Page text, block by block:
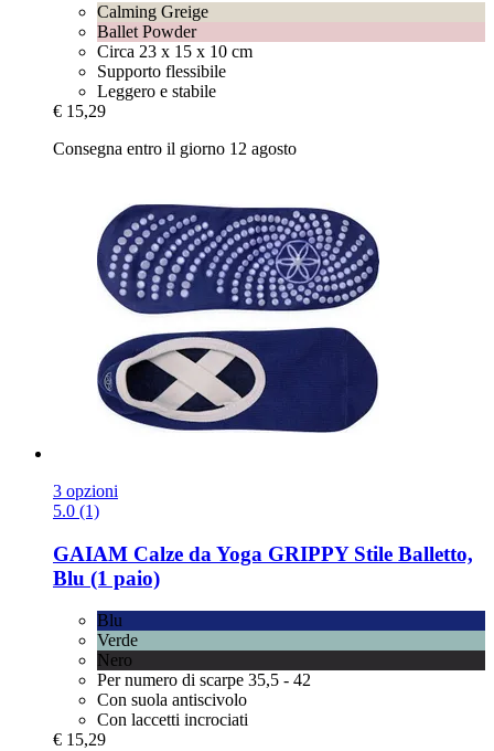
Calming Greige
Ballet Powder
Circa 23 x 15 x 10 cm
Supporto flessibile
Leggero e stabile
€ 15,29
Consegna entro il giorno 12 agosto
3 opzioni
5.0 (1)
GAIAM Calze da Yoga GRIPPY Stile Balletto,
Blu (1 paio)
Blu
Verde
Nero
Per numero di scarpe 35,5 - 42
Con suola antiscivolo
Con laccetti incrociati
€ 15,29